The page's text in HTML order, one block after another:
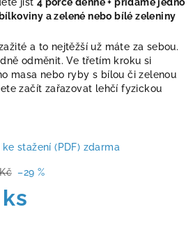
a zelené nebo bílé zeleniny
a to nejtěžší už máte za sebou.
odměnit. Ve třetím kroku si
masa nebo ryby s bílou či zelenou
začít zařazovat lehčí fyzickou
stažení (PDF) zdarma
–29 %